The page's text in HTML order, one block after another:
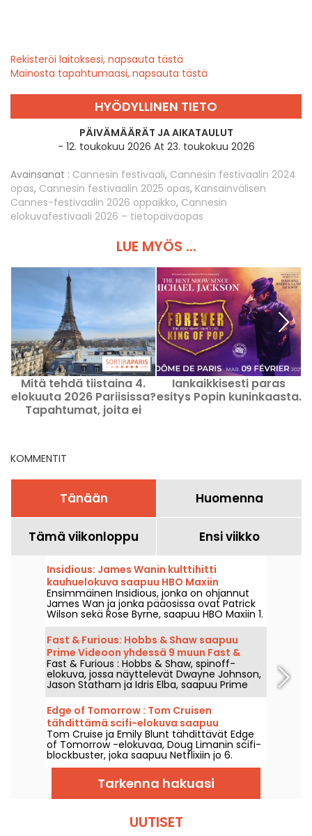
Rekisteröi laitoksesi, napsauta tästä
Mainosta tapahtumaasi, napsauta tästä
HYÖDYLLINEN TIETO
PÄIVÄMÄÄRÄT JA AIKATAULUT
- 12. toukokuu 2026 At 23. toukokuu 2026
Avainsanat : Cannesin festivaali, Cannesin festivaalin 2024
opas, Cannesin festivaalin 2025 opas, Kansainvälisen
Cannes-festivaalin 2026 oppaikko, Cannesin
elokuvafestivaali 2026 – tietopäiväopas
LUE MYÖS ...
Mitä tehdä tiistaina 4.
elokuuta 2026 Pariisissa?
Tapahtumat, joita ei
Iankaikkisesti paras
esitys Popin kuninkaasta.
KOMMENTIT
Tänään Huomenna
Tämä viikonloppu Ensi viikko
Insidious: James Wanin kulttihitti
kauhuelokuva saapuu HBO Maxiin
Ensimmäinen Insidious, jonka on ohjannut
James Wan ja jonka pääosissa ovat Patrick
Wilson sekä Rose Byrne, saapuu HBO Maxiin 1.
elokuuta 2026.
Fast & Furious: Hobbs & Shaw saapuu
Prime Videoon yhdessä 9 muun Fast &
Furious -elokuvan kanssa
Fast & Furious : Hobbs & Shaw, spinoff-
elokuva, jossa näyttelevät Dwayne Johnson,
Jason Statham ja Idris Elba, saapuu Prime
Videoon 1. elokuuta 2026.
Edge of Tomorrow : Tom Cruisen
tähdittämä scifi-elokuva saapuu
Netflixiin
Tom Cruise ja Emily Blunt tähdittävät Edge
of Tomorrow -elokuvaa, Doug Limanin scifi-
blockbuster, joka saapuu Netflixiin jo 6.
elokuuta 2026.
Tarkenna hakuasi
UUTISET